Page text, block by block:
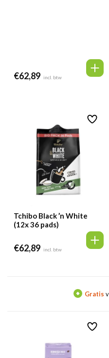
€62,89 incl. btw
Tchibo Black ’n White
(12x 36 pads)
€62,89 incl. btw
verzenden vanaf €95,-